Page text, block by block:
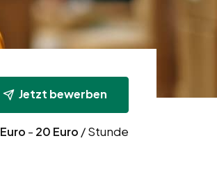
Jetzt bewerben
Euro - 20 Euro / Stunde